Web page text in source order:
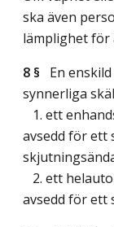
ska även
lämplighet för
8 § En
synnerliga
1. ett
avsedd för ett
2. ett
avsedd för ett